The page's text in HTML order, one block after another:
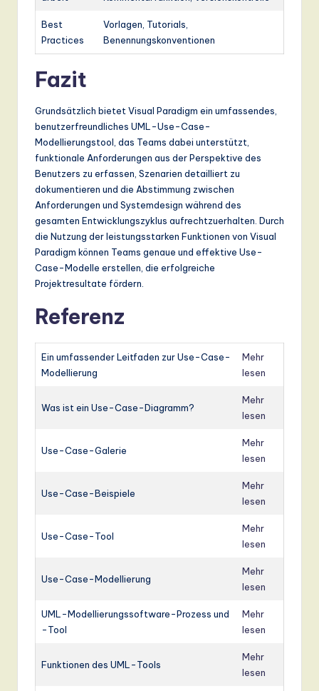
Best
Practices
Vorlagen, Tutorials,
Benennungskonventionen
Fazit
Grundsätzlich bietet Visual Paradigm ein umfassendes,
benutzerfreundliches UML-Use-Case-
Modellierungstool, das Teams dabei unterstützt,
funktionale Anforderungen aus der Perspektive des
Benutzers zu erfassen, Szenarien detailliert zu
dokumentieren und die Abstimmung zwischen
Anforderungen und Systemdesign während des
gesamten Entwicklungszyklus aufrechtzuerhalten. Durch
die Nutzung der leistungsstarken Funktionen von Visual
Paradigm können Teams genaue und effektive Use-
Case-Modelle erstellen, die erfolgreiche
Projektresultate fördern.
Referenz
Ein umfassender Leitfaden zur Use-Case-
Modellierung
Mehr
lesen
Was ist ein Use-Case-Diagramm?
Mehr
lesen
Use-Case-Galerie
Mehr
lesen
Use-Case-Beispiele
Mehr
lesen
Use-Case-Tool
Mehr
lesen
Use-Case-Modellierung
Mehr
lesen
UML-Modellierungssoftware-Prozess und
-Tool
Mehr
lesen
Funktionen des UML-Tools
Mehr
lesen